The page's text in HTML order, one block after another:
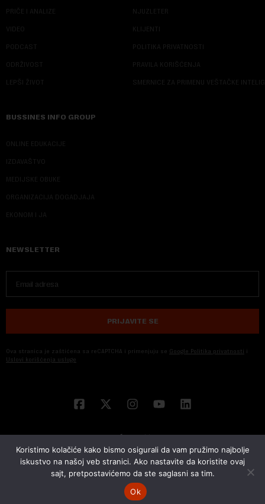
PRIČE I ANALIZE
VIDEO
PODCAST
ODRŽIVOST
LEPŠI ŽIVOT
NJUZLETER
KLIJENTI
POLITIKA PRIVATNOSTI
PRAVILA KORIŠĆENJA
SMERNICE ZA PRIMENU VEŠTAČKE
BUSSINES INFO GROUP
ONLINE EDUKACIJE
IZDAVAŠTVO
MEDIJSKE OBUKE
ORGANIZACIJA DOGADJAJA
EKONOM I JA
NEWSLETTER
PRIJAVITE SE
Ova stranica je zaštićena sa reCAPTCHA i primenjuju se Google Politika privatnosti i
Uslovi korišćenja usluge
© 2026 NOVA EKONOMIJA | SVA PRAVA ZADŽANA | DEVELOPED BY
Koristimo kolačiće kako bismo osigurali da vam pružimo najbolje
iskustvo na našoj veb stranici. Ako nastavite da koristite ovaj
sajt, pretpostavićemo da ste saglasni sa tim.
Ok